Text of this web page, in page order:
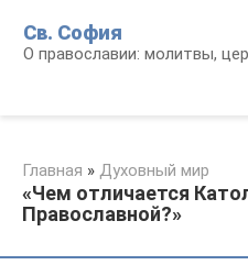
контенту
Св. София
О православии: молитвы,
Главная » Духовный мир
«Чем отличается
Православной?»